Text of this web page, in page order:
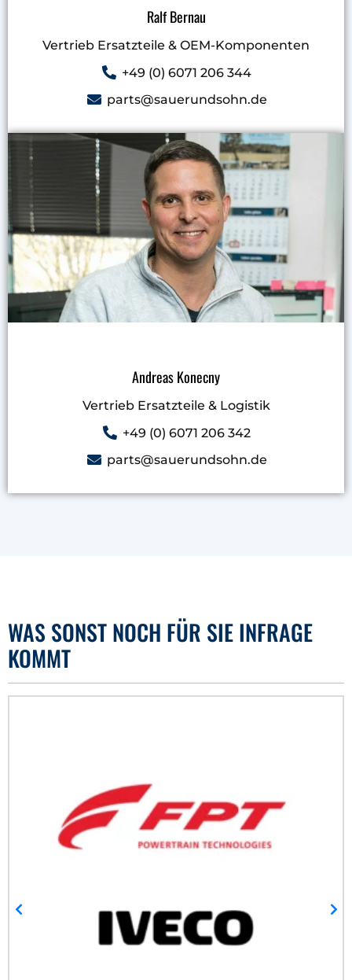
Ralf Bernau
Vertrieb Ersatzteile & OEM-Komponenten
+49 (0) 6071 206 344
parts@sauerundsohn.de
Andreas Konecny
Vertrieb Ersatzteile & Logistik
+49 (0) 6071 206 342
parts@sauerundsohn.de
WAS SONST NOCH FÜR SIE INFRAGE
KOMMT